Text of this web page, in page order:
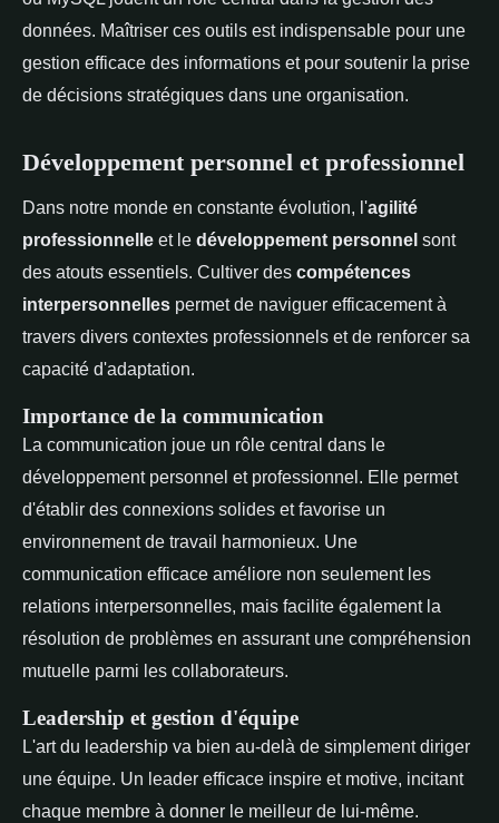
données. Maîtriser ces outils est indispensable pour une
gestion efficace des informations et pour soutenir la prise
de décisions stratégiques dans une organisation.
Développement personnel et professionnel
Dans notre monde en constante évolution, l'agilité
professionnelle et le développement personnel sont
des atouts essentiels. Cultiver des compétences
interpersonnelles permet de naviguer efficacement à
travers divers contextes professionnels et de renforcer sa
capacité d'adaptation.
Importance de la communication
La communication joue un rôle central dans le
développement personnel et professionnel. Elle permet
d'établir des connexions solides et favorise un
environnement de travail harmonieux. Une
communication efficace améliore non seulement les
relations interpersonnelles, mais facilite également la
résolution de problèmes en assurant une compréhension
mutuelle parmi les collaborateurs.
Leadership et gestion d'équipe
L'art du leadership va bien au-delà de simplement diriger
une équipe. Un leader efficace inspire et motive, incitant
chaque membre à donner le meilleur de lui-même.